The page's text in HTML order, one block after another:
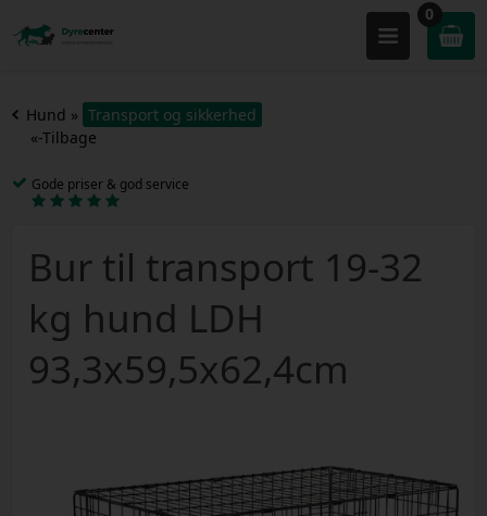
0
Hund » Transport og sikkerhed
«-Tilbage
Gode priser & god service
Bur til transport 19-32
kg hund LDH
93,3x59,5x62,4cm